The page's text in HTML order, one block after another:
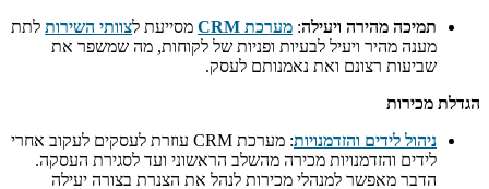
תמיכה מהירה ויעילה: מערכת CRM מסייעת לצוותי השירות לתת
מענה מהיר ויעיל לבעיות ופניות של לקוחות, מה שמשפר את
שביעות רצונם ואת נאמנותם לעסק.
הגדלת מכירות
ניהול לידים והזדמנויות
: מערכת CRM עוזרת לעסקים לעקוב אחרי
לידים והזדמנויות מכירה מהשלב הראשוני ועד לסגירת העסקה.
הדבר מאפשר למנהלי מכירות לנהל את הצנרת בצורה יעילה